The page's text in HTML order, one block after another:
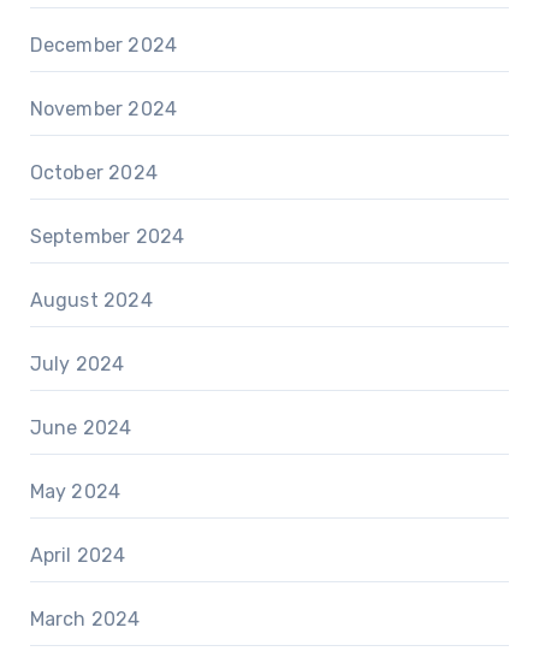
December 2024
November 2024
October 2024
September 2024
August 2024
July 2024
June 2024
May 2024
April 2024
March 2024